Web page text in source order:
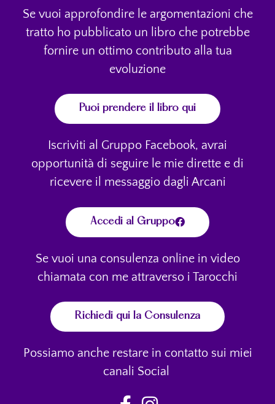
Se vuoi approfondire le argomentazioni che
tratto ho pubblicato un libro che potrebbe
fornire un ottimo contributo alla tua
evoluzione
Puoi prendere il libro qui
Iscriviti al Gruppo Facebook, avrai
opportunità di seguire le mie dirette e di
ricevere il messaggio dagli Arcani
Accedi al Gruppo
Se vuoi una consulenza online in video
chiamata con me attraverso i Tarocchi
Richiedi qui la Consulenza
Possiamo anche restare in contatto sui miei
canali Social